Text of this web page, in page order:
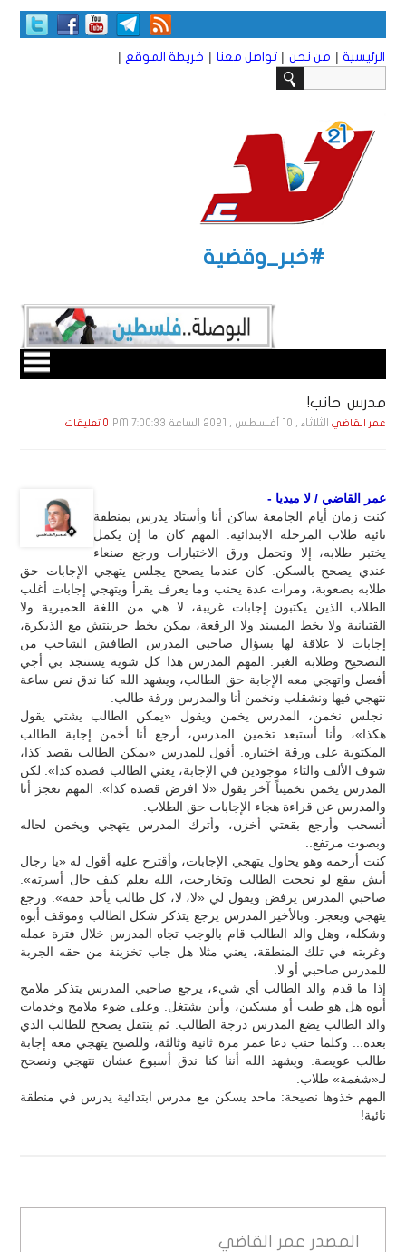
الرئيسية | من نحن | تواصل معنا | خريطة الموقع |
#خبر_وقضية
مدرس حانب!
عمر القاضي الثلاثاء , 10 أغـسـطـس , 2021 الساعة 7:00:33 PM 0 تعليقات
عمر القاضي / لا ميديا -
كنت زمان أيام الجامعة ساكن أنا وأستاذ يدرس بمنطقة
نائية طلاب المرحلة الابتدائية. المهم كان ما إن يكمل
يختبر طلابه، إلا وتحمل ورق الاختبارات ورجع صنعاء
عندي يصحح بالسكن. كان عندما يصحح يجلس يتهجي الإجابات حق
طلابه بصعوبة، ومرات عدة يحنب وما يعرف يقرأ ويتهجي إجابات أغلب
الطلاب الذين يكتبون إجابات غريبة، لا هي من اللغة الحميرية ولا
القتبانية ولا بخط المسند ولا الرقعة، يمكن بخط جرينتش مع الذيكرة،
إجابات لا علاقة لها بسؤال صاحبي المدرس الطافش الشاحب من
التصحيح وطلابه الغبر. المهم المدرس هذا كل شوية يستنجد بي أجي
أفصل واتهجي معه الإجابة حق الطالب، ويشهد الله كنا ندق نص ساعة
نتهجي فيها ونشقلب ونخمن أنا والمدرس ورقة طالب.
نجلس نخمن، المدرس يخمن ويقول «يمكن الطالب يشتي يقول
هكذا»، وأنا أستبعد تخمين المدرس، أرجع أنا أخمن إجابة الطالب
المكتوبة على ورقة اختباره. أقول للمدرس «يمكن الطالب يقصد كذا،
شوف الألف والتاء موجودين في الإجابة، يعني الطالب قصده كذا». لكن
المدرس يخمن تخميناً آخر يقول «لا افرض قصده كذا». المهم نعجز أنا
والمدرس عن قراءة هجاء الإجابات حق الطلاب.
أنسحب وأرجع بقعتي أخزن، وأترك المدرس يتهجي ويخمن لحاله
وبصوت مرتفع..
كنت أرحمه وهو يحاول يتهجي الإجابات، وأقترح عليه أقول له «يا رجال
أيش بيقع لو نجحت الطالب وتخارجت، الله يعلم كيف حال أسرته».
صاحبي المدرس يرفض ويقول لي «لا، لا، كل طالب يأخذ حقه». ورجع
يتهجي ويعجز. وبالأخير المدرس يرجع يتذكر شكل الطالب وموقف أبوه
وشكله، وهل والد الطالب قام بالوجب تجاه المدرس خلال فترة عمله
وغربته في تلك المنطقة، يعني مثلا هل جاب تخزينة من حقه الجربة
للمدرس صاحبي أو لا.
إذا ما قدم والد الطالب أي شيء، يرجع صاحبي المدرس يتذكر ملامح
أبوه هل هو طيب أو مسكين، وأين يشتغل. وعلى ضوء ملامح وخدمات
والد الطالب يضع المدرس درجة الطالب. ثم ينتقل يصحح للطالب الذي
بعده... وكلما حنب دعا عمر مرة ثانية وثالثة، وللصبح يتهجي معه إجابة
طالب عويصة. ويشهد الله أننا كنا ندق أسبوع عشان نتهجي ونصحح
لـ«شغمة» طلاب.
المهم خذوها نصيحة: ماحد يسكن مع مدرس ابتدائية يدرس في منطقة
نائية!
المصدر عمر القاضي